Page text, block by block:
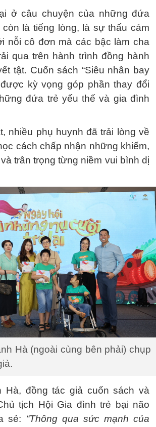
ở câu chuyện của những đứa
là tiếng lòng, là sự thấu cảm
nỗi cô đơn mà các bậc làm cha
qua trên hành trình đồng hành
tật. Cuốn sách “Siêu nhân bay
kỳ vọng góp phần thay đổi
đứa trẻ yếu thế và gia đình
nhiều phụ huynh đã trải lòng về
cách chấp nhận những khiếm,
trân trọng từng niềm vui bình dị
Hà (ngoài cùng bên phải) chụp
Hà, đồng tác giả cuốn sách và
tịch Hội Gia đình trẻ bại não
sẻ: “Thông qua sức mạnh của